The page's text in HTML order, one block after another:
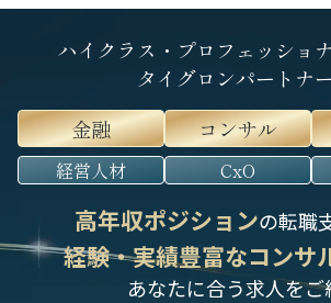
ハイクラス・プロフェッショ
タイグロンパートナ
金融
コンサル
経営人材 CxO
高年収ポジションの転職
経験・実績豊富なコンサ
あなたに合う求人をご